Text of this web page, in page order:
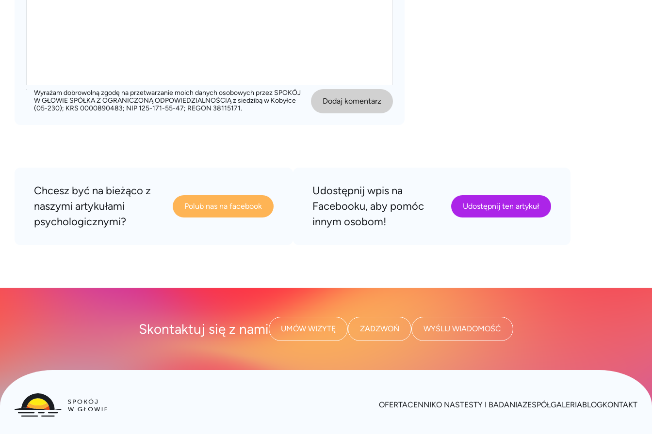
Wyrażam dobrowolną zgodę na przetwarzanie moich danych osobowych przez SPOKÓJ
W GŁOWIE SPÓŁKA Z OGRANICZONĄ ODPOWIEDZIALNOŚCIĄ z siedzibą w Kobyłce
(05-230); KRS 0000890483; NIP 125-171-55-47; REGON 38115171.
Dodaj komentarz
Chcesz być na bieżąco z
naszymi artykułami
psychologicznymi?
Polub nas na facebook
Udostępnij wpis na
Facebooku, aby pomóc
innym osobom!
Udostępnij ten artykuł
Skontaktuj się z nami UMÓW WIZYTĘ ZADZWOŃ WYŚLIJ WIADOMOŚĆ
OFERTACENNIKO NASTESTY I BADANIAZESPÓŁGALERIABLOGKONTAKT